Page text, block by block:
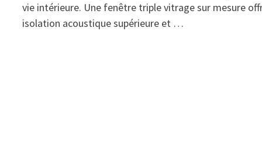
vie intérieure. Une fenêtre triple vitrage sur mesure
isolation acoustique supérieure et …